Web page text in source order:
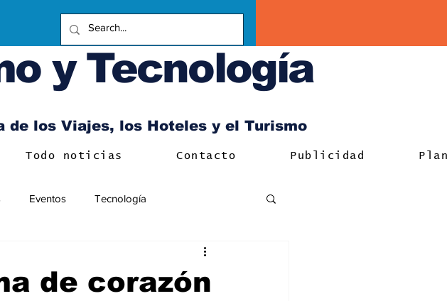
y Tecnología
de los Viajes, los Hoteles y el Turismo
Todo noticias Contacto Publicidad
Eventos Tecnología
de corazón